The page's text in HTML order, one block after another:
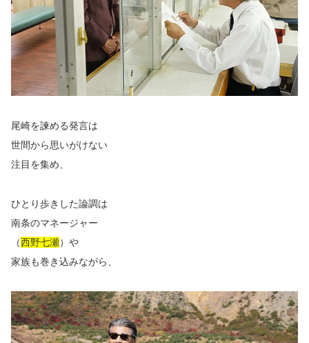
尾崎を諫める発言は
世間から思いがけない
注目を集め、
ひとり歩きした論調は
南条のマネージャー
（西野七瀬）や
家族も巻き込みながら、